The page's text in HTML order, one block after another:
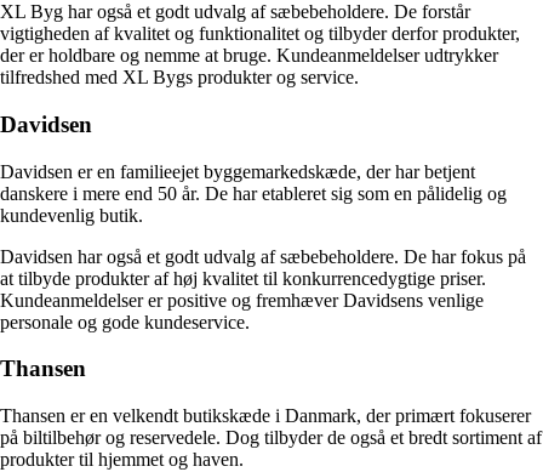
XL Byg har også et godt udvalg af sæbebeholdere. De forstår
vigtigheden af kvalitet og funktionalitet og tilbyder derfor produkter,
der er holdbare og nemme at bruge. Kundeanmeldelser udtrykker
tilfredshed med XL Bygs produkter og service.
Davidsen
Davidsen er en familieejet byggemarkedskæde, der har betjent
danskere i mere end 50 år. De har etableret sig som en pålidelig og
kundevenlig butik.
Davidsen har også et godt udvalg af sæbebeholdere. De har fokus på
at tilbyde produkter af høj kvalitet til konkurrencedygtige priser.
Kundeanmeldelser er positive og fremhæver Davidsens venlige
personale og gode kundeservice.
Thansen
Thansen er en velkendt butikskæde i Danmark, der primært fokuserer
på biltilbehør og reservedele. Dog tilbyder de også et bredt sortiment af
produkter til hjemmet og haven.